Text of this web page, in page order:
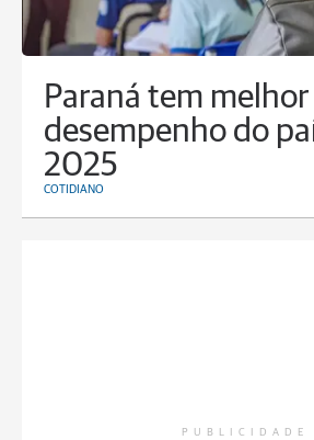
Paraná tem melhor
desempenho do
2025
COTIDIANO
PUBLICIDADE